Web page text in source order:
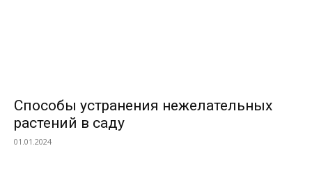
Способы устранения нежелательных
растений в саду
01.01.2024